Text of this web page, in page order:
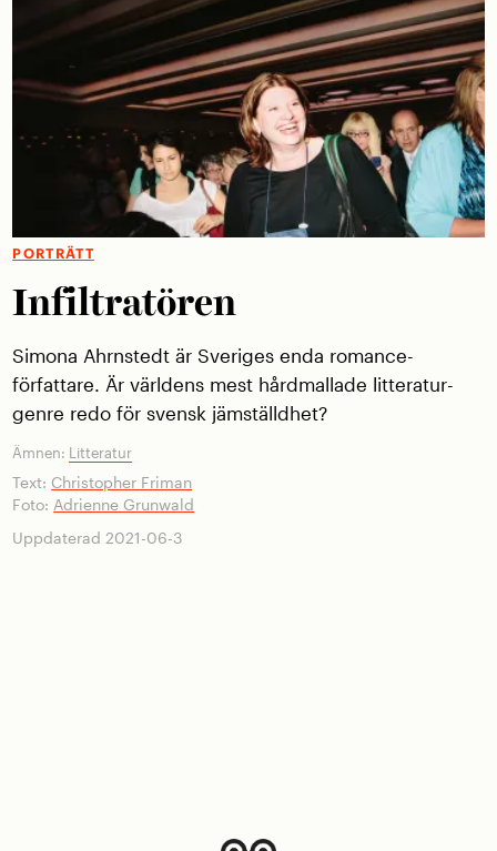
PORTRÄTT
Infiltratören
Simona Ahrnstedt är ­Sveriges enda romance­
författare. Är världens mest hård­mallade litteratur­
genre redo för svensk jämställdhet?
Ämnen: Litteratur
Text: Christopher Friman
Foto: Adrienne Grunwald
Uppdaterad 2021-06-3